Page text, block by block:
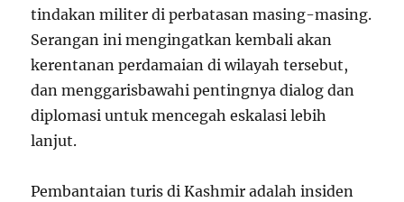
tindakan militer di perbatasan masing-masing.
Serangan ini mengingatkan kembali akan
kerentanan perdamaian di wilayah tersebut,
dan menggarisbawahi pentingnya dialog dan
diplomasi untuk mencegah eskalasi lebih
lanjut.
Pembantaian turis di Kashmir adalah insiden